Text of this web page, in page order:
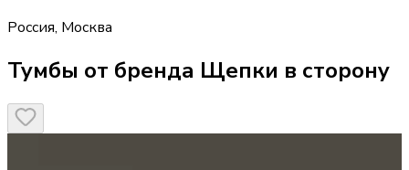
Россия, Москва
Тумбы от бренда Щепки в сторону